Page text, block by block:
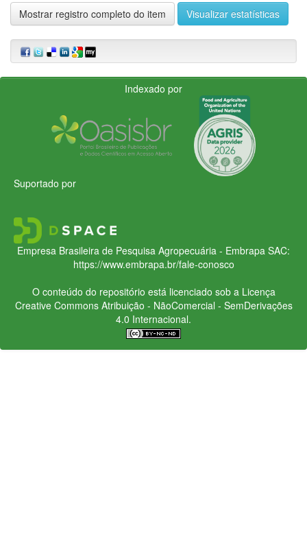
Mostrar registro completo do item Visualizar estatísticas
Indexado por
Suportado por
Empresa Brasileira de Pesquisa Agropecuária - Embrapa SAC:
https://www.embrapa.br/fale-conosco
O conteúdo do repositório está licenciado sob a Licença
Creative CommonsAtribuição - NãoComercial - SemDerivações
4.0 Internacional.